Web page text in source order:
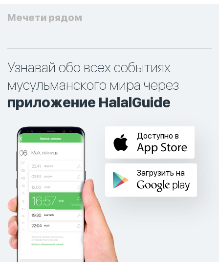
Мечети рядом
Узнавай обо всех событиях
мусульманского мира через
приложение HalalGuide
Доступно в
Загрузить на